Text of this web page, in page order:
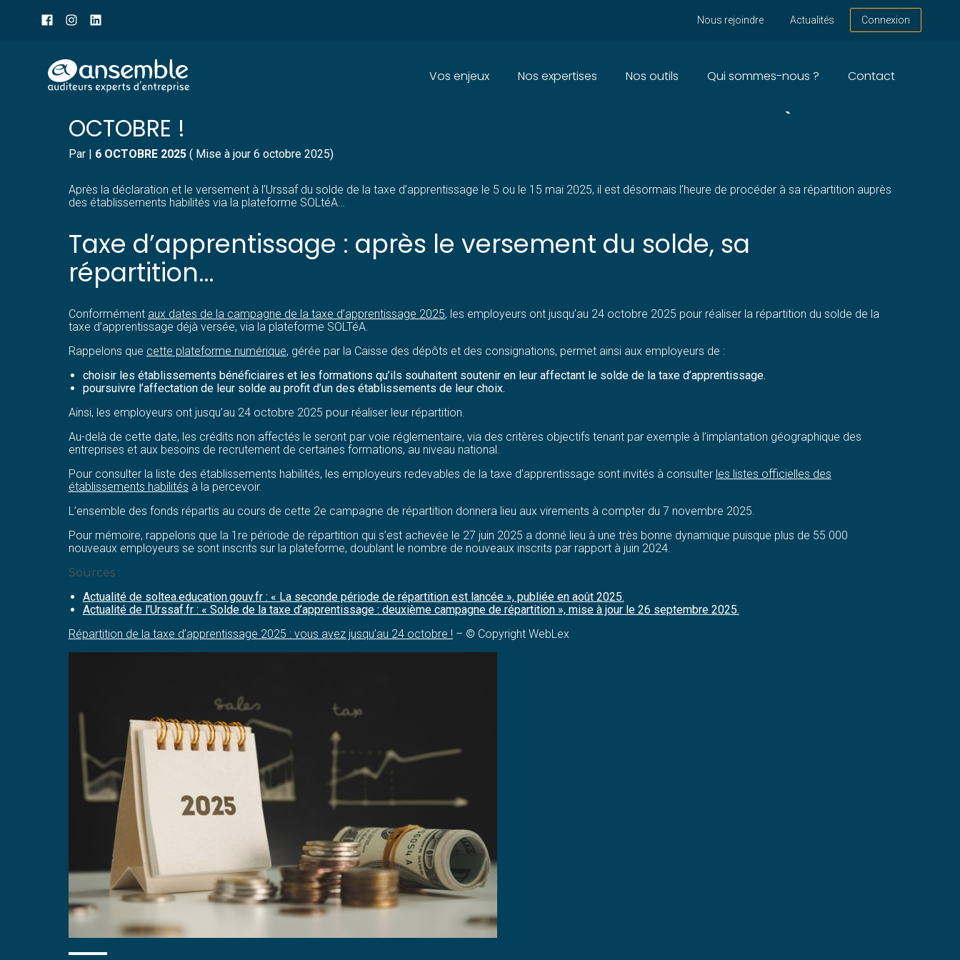
header
Nous rejoindre Actualités Connexion
Aller
au
Principal
Vos enjeux Nos expertises Nos outils Qui sommes-nous ? Contact
RÉPARTITION DE LA TAXE D’APPRENTISSAGE 2025 : VOUS AVEZ JUSQU’AU 24
OCTOBRE !
Par | 6 OCTOBRE 2025( Mise à jour 6 octobre 2025)
Après la déclaration et le versement à l’Urssaf du solde de la taxe d’apprentissage le 5 ou le 15 mai 2025, il est désormais l’heure de procéder à sa répartition auprès
des établissements habilités via la plateforme SOLtéA…
Taxe d’apprentissage : après le versement du solde, sa
répartition…
Conformément aux dates de la campagne de la taxe d’apprentissage 2025, les employeurs ont jusqu’au 24 octobre 2025 pour réaliser la répartition du solde de la
taxe d’apprentissage déjà versée, via la plateforme SOLTéA.
Rappelons que cette plateforme numérique, gérée par la Caisse des dépôts et des consignations, permet ainsi aux employeurs de :
choisir les établissements bénéficiaires et les formations qu’ils souhaitent soutenir en leur affectant le solde de la taxe d’apprentissage.
poursuivre l’affectation de leur solde au profit d’un des établissements de leur choix.
Ainsi, les employeurs ont jusqu’au 24 octobre 2025 pour réaliser leur répartition.
Au-delà de cette date, les crédits non affectés le seront par voie réglementaire, via des critères objectifs tenant par exemple à l’implantation géographique des
entreprises et aux besoins de recrutement de certaines formations, au niveau national.
Pour consulter la liste des établissements habilités, les employeurs redevables de la taxe d’apprentissage sont invités à consulter les listes officielles des
établissements habilités à la percevoir.
L’ensemble des fonds répartis au cours de cette 2e campagne de répartition donnera lieu aux virements à compter du 7 novembre 2025.
Pour mémoire, rappelons que la 1re période de répartition qui s’est achevée le 27 juin 2025 a donné lieu à une très bonne dynamique puisque plus de 55 000
nouveaux employeurs se sont inscrits sur la plateforme, doublant le nombre de nouveaux inscrits par rapport à juin 2024.
Sources :
Actualité de soltea.education.gouv.fr : « La seconde période de répartition est lancée », publiée en août 2025.
Actualité de l’Urssaf.fr : « Solde de la taxe d’apprentissage : deuxième campagne de répartition », mise à jour le 26 septembre 2025.
Répartition de la taxe d’apprentissage 2025 : vous avez jusqu’au 24 octobre !– © Copyright WebLex